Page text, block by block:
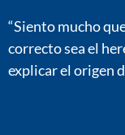
“Siento mucho
correcto sea el
explicar el origen